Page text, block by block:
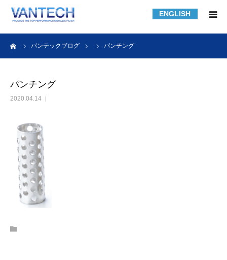
ENGLISH
バンテックブログ パンチング
パンチング
2020.04.14
HOME
フィルターの知識
フィルターの製作事例
課題解決事例
会社紹介